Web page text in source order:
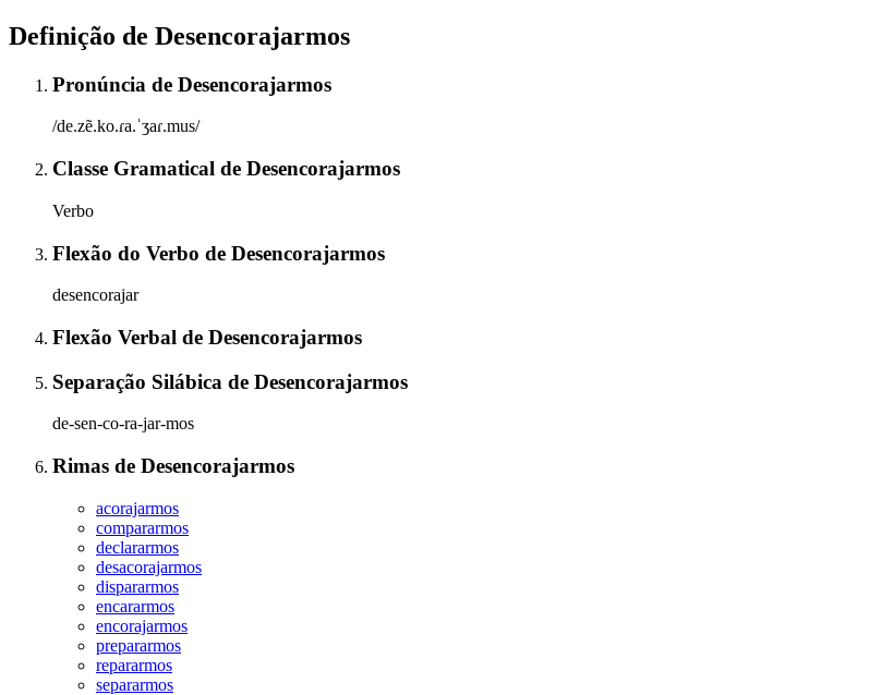
Definição de Desencorajarmos
Pronúncia de Desencorajarmos
/de.zẽ.ko.ɾa.ˈʒaɾ.mus/
Classe Gramatical de Desencorajarmos
Verbo
Flexão do Verbo de Desencorajarmos
desencorajar
Flexão Verbal de Desencorajarmos
Separação Silábica de Desencorajarmos
de-sen-co-ra-jar-mos
Rimas de Desencorajarmos
acorajarmos
compararmos
declararmos
desacorajarmos
dispararmos
encararmos
encorajarmos
prepararmos
repararmos
separarmos